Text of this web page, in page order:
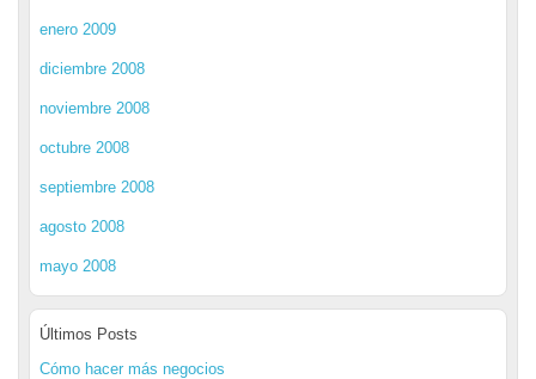
enero 2009
diciembre 2008
noviembre 2008
octubre 2008
septiembre 2008
agosto 2008
mayo 2008
Últimos Posts
Cómo hacer más negocios